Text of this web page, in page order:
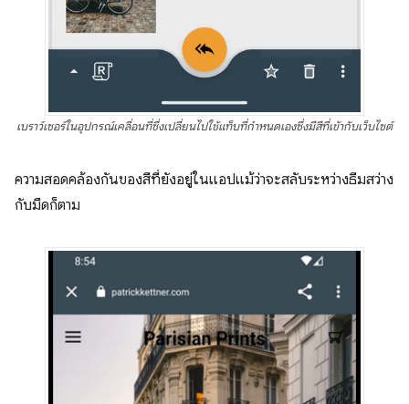
เบราว์เซอร์ในอุปกรณ์เคลื่อนที่ซึ่งเปลี่ยนไปใช้แท็บที่กำหนดเองซึ่งมีสีที่เข้ากับเว็บไซต์
ความสอดคล้องกันของสีที่ยังอยู่ในแอปแม้ว่าจะสลับระหว่างธีมสว่าง
กับมืดก็ตาม